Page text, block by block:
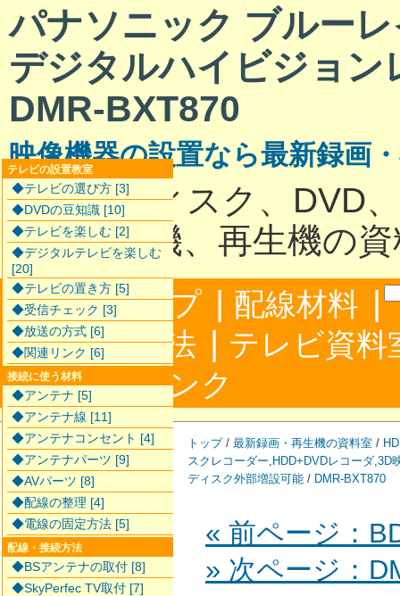
パナソニック ブルー
デジタルハイビジョ
DMR-BXT870
映像機器の設置なら最新録画
ハードディスク、DVD
最新録画機、再生機の
サイトマップ | 配線材料 |
配線接続方法 | テレビ資料
合わせ|リンク
トップ/ 最新録画・再生機の資料室 /
スクレコーダー, HDD+DVDレコーダ,3D
ディスク外部増設可能 / DMR-BXT870
« 前ページ：
» 次ページ：
テレビの設置教室
◆テレビの選び方 [3]
◆DVDの豆知識 [10]
◆テレビを楽しむ [2]
◆デジタルテレビを楽しむ
[20]
◆テレビの置き方 [5]
◆受信チェック [3]
◆放送の方式 [6]
◆関連リンク [6]
接続に使う材料
◆アンテナ [5]
◆アンテナ線 [11]
◆アンテナコンセント [4]
◆アンテナパーツ [9]
◆AVパーツ [8]
◆配線の整理 [4]
◆電線の固定方法 [5]
配線・接続方法
◆BSアンテナの取付 [8]
◆SkyPerfec TV取付 [7]